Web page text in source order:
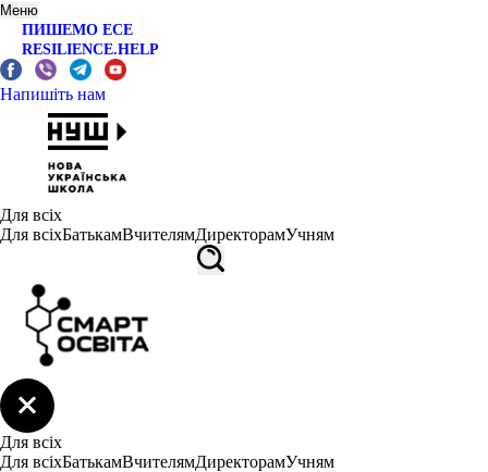
Меню
ПИШЕМО ЕСЕ
RESILIENCE.HELP
Напишіть нам
Для всіх
Для всіхБатькамВчителямДиректорамУчням
Для всіх
Для всіхБатькамВчителямДиректорамУчням